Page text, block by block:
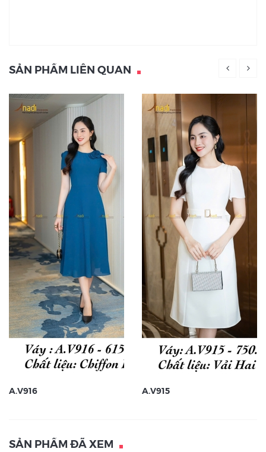
SẢN PHẨM LIÊN QUAN
A.V916 A.V915
SẢN PHẨM ĐÃ XEM